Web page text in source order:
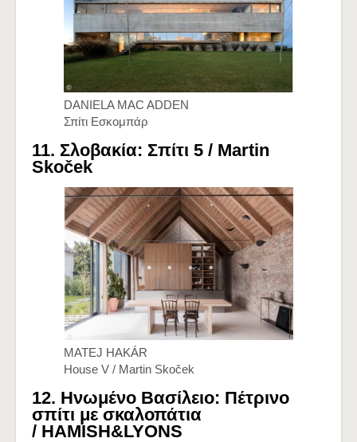
DANIELA MAC ADDEN
Σπίτι Εσκομπάρ
11. Σλοβακία: Σπίτι 5 / Martin
Skoček
MATEJ HAKÁR
House V / Martin Skoček
12. Ηνωμένο Βασίλειο: Πέτρινο
σπίτι με σκαλοπάτια
/ HAMISH&LYONS